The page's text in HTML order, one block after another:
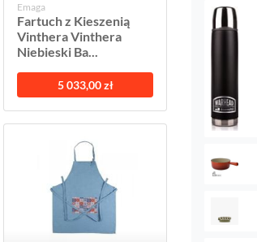
Emaga
Fartuch z Kieszenią
Vinthera Vinthera
Niebieski Ba...
5 033,00 zł